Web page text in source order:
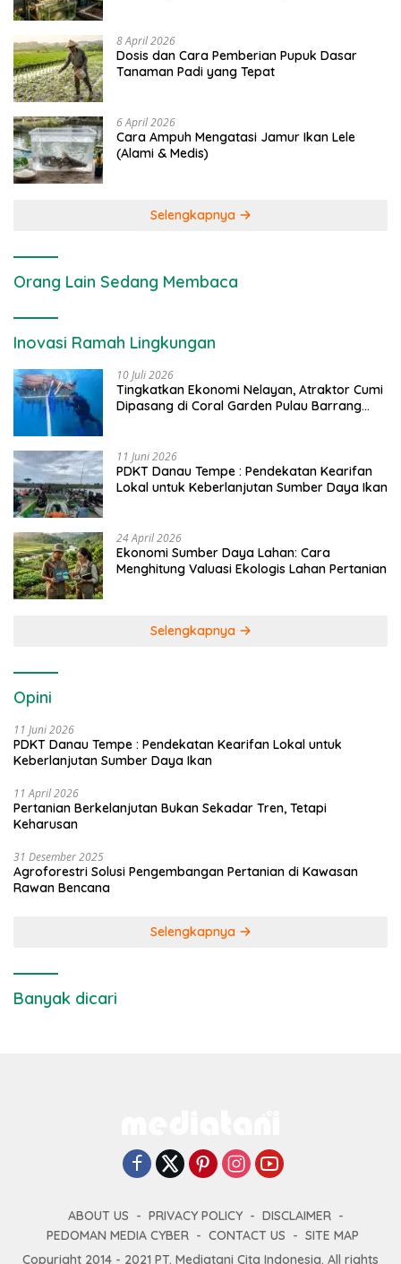
8 April 2026
Dosis dan Cara Pemberian Pupuk Dasar
Tanaman Padi yang Tepat
6 April 2026
Cara Ampuh Mengatasi Jamur Ikan Lele
(Alami & Medis)
Selengkapnya
Orang Lain Sedang Membaca
Inovasi Ramah Lingkungan
10 Juli 2026
Tingkatkan Ekonomi Nelayan, Atraktor Cumi
Dipasang di Coral Garden Pulau Barrang
11 Juni 2026
PDKT Danau Tempe : Pendekatan Kearifan
Lokal untuk Keberlanjutan Sumber Daya Ikan
24 April 2026
Ekonomi Sumber Daya Lahan: Cara
Menghitung Valuasi Ekologis Lahan Pertanian
Selengkapnya
Opini
11 Juni 2026
PDKT Danau Tempe : Pendekatan Kearifan Lokal untuk
Keberlanjutan Sumber Daya Ikan
11 April 2026
Pertanian Berkelanjutan Bukan Sekadar Tren, Tetapi
Keharusan
31 Desember 2025
Agroforestri Solusi Pengembangan Pertanian di Kawasan
Rawan Bencana
Selengkapnya
Banyak dicari
ABOUT US PRIVACY POLICY
DISCLAIMER
PEDOMAN MEDIA CYBER
CONTACT US
SITE MAP
Copyright 2014 - 2021 PT. Mediatani Cita Indonesia. All rights